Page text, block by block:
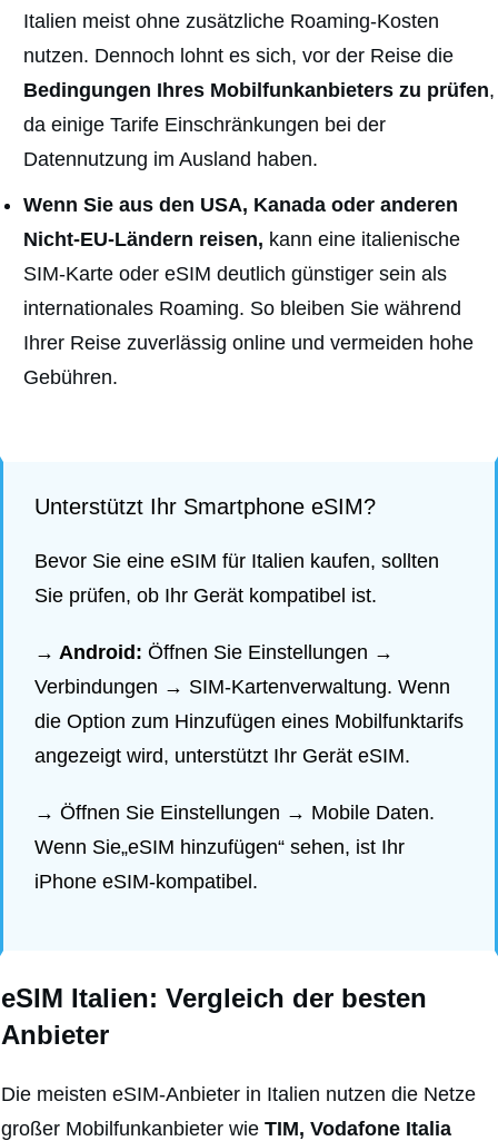
Italien meist ohne zusätzliche Roaming-Kosten
nutzen. Dennoch lohnt es sich, vor der Reise die
Bedingungen Ihres Mobilfunkanbieters zu prüfen,
da einige Tarife Einschränkungen bei der
Datennutzung im Ausland haben.
Wenn Sie aus den USA, Kanada oder anderen
Nicht-EU-Ländern reisen, kann eine italienische
SIM-Karte oder eSIM deutlich günstiger sein als
internationales Roaming. So bleiben Sie während
Ihrer Reise zuverlässig online und vermeiden hohe
Gebühren.
Unterstützt Ihr Smartphone eSIM?
Bevor Sie eine eSIM für Italien kaufen, sollten
Sie prüfen, ob Ihr Gerät kompatibel ist.
→ Android: Öffnen Sie Einstellungen →
Verbindungen → SIM-Kartenverwaltung. Wenn
die Option zum Hinzufügen eines Mobilfunktarifs
angezeigt wird, unterstützt Ihr Gerät eSIM.
→ Öffnen Sie Einstellungen → Mobile Daten.
Wenn Sie„eSIM hinzufügen“ sehen, ist Ihr
iPhone eSIM-kompatibel.
eSIM Italien: Vergleich der besten
Anbieter
Die meisten eSIM-Anbieter in Italien nutzen die Netze
großer Mobilfunkanbieter wie TIM, Vodafone Italia